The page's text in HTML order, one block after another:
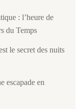
: l’heure de
du Temps
le secret des nuits
escapade en